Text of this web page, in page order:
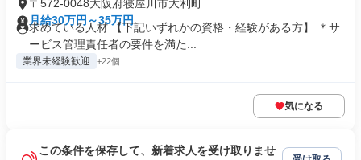
〒572-0048大阪府寝屋川市大利町
月給30万円～35万円
求めている人材 【下記いずれかの資格・経験がある方】 ＊サ
ービス管理責任者の要件を満た...
業界未経験歓迎 +22個
気になる
この条件を保存して、新着求人を受け取りませ